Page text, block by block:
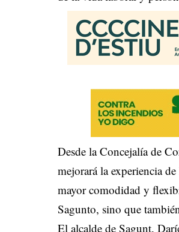
Desde la Concejalía de
mejorará la experiencia
mayor comodidad y
Sagunto, sino que
El alcalde de Sagunt,